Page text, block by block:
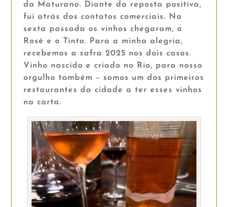
da Maturano. Diante da reposta positiva,
fui atrás dos contatos comerciais. Na
sexta passada os vinhos chegaram, o
Rosé e o Tinto. Para a minha alegria,
recebemos a safra 2025 nos dois casos.
Vinho nascido e criado no Rio, para nosso
orgulho também – somos um dos primeiros
restaurantes da cidade a ter esses vinhos
na carta.